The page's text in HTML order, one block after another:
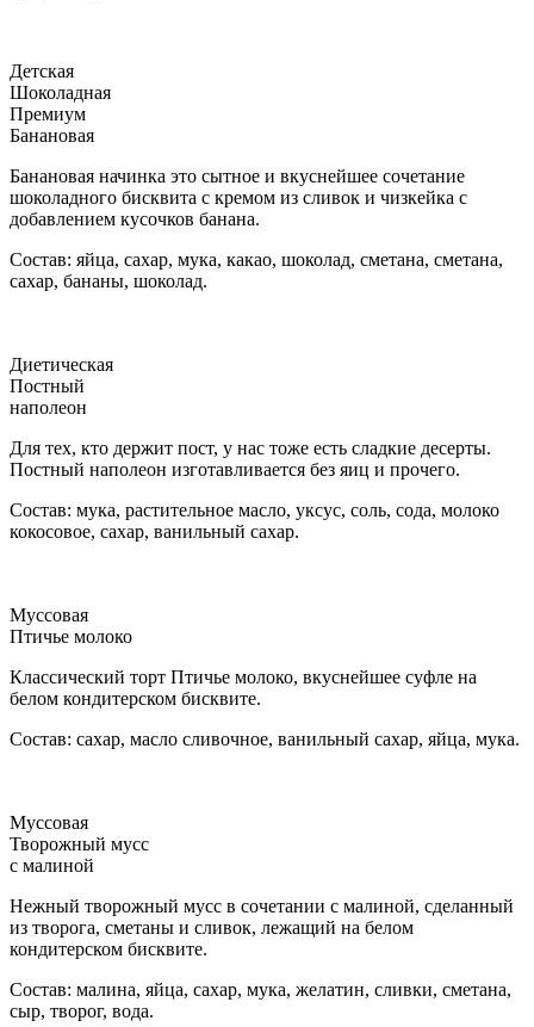
Детская
Шоколадная
Премиум
Банановая
Банановая начинка это сытное и вкуснейшее сочетание
шоколадного бисквита с кремом из сливок и чизкейка с
добавлением кусочков банана.
Состав: яйца, сахар, мука, какао, шоколад, сметана, сметана,
сахар, бананы, шоколад.
Диетическая
Постный
наполеон
Для тех, кто держит пост, у нас тоже есть сладкие десерты.
Постный наполеон изготавливается без яиц и прочего.
Состав: мука, растительное масло, уксус, соль, сода, молоко
кокосовое, сахар, ванильный сахар.
Муссовая
Птичье молоко
Классический торт Птичье молоко, вкуснейшее суфле на
белом кондитерском бисквите.
Состав: сахар, масло сливочное, ванильный сахар, яйца, мука.
Муссовая
Творожный мусс
с малиной
Нежный творожный мусс в сочетании с малиной, сделанный
из творога, сметаны и сливок, лежащий на белом
кондитерском бисквите.
Состав: малина, яйца, сахар, мука, желатин, сливки, сметана,
сыр, творог, вода.